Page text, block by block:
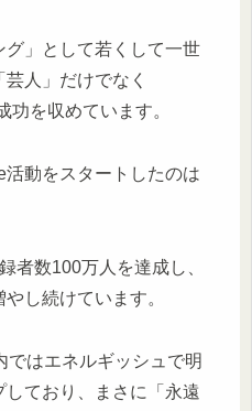
」として若くして一世
人」だけでなく
功を収めています。
活動をスタートしたのは
者数100万人を達成し、
し続けています。
ではエネルギッシュで明
ており、まさに「永遠